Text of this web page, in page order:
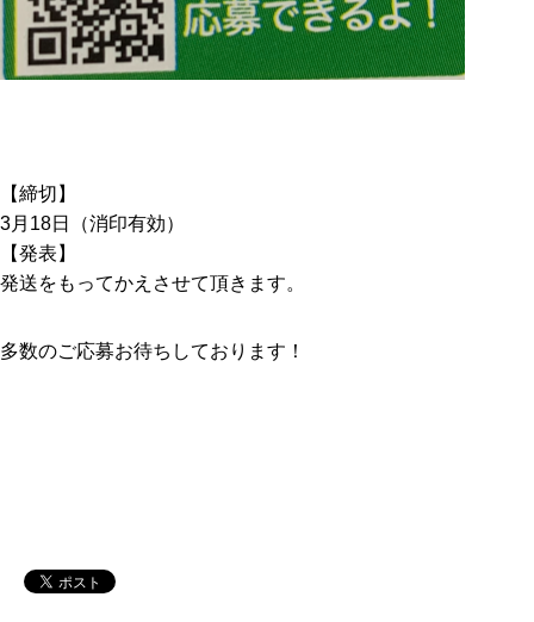
【締切】
3月18日（消印有効）
【発表】
発送をもってかえさせて頂きます。
多数のご応募お待ちしております！